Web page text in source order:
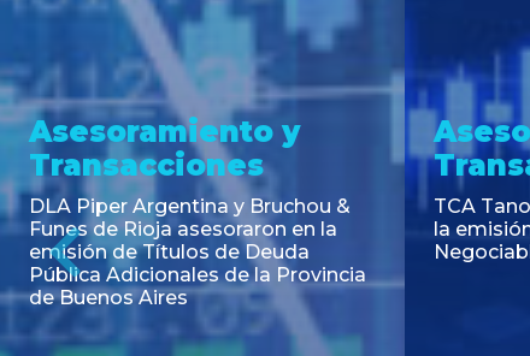
Asesoramiento y
Transacciones
DLA Piper Argentina y Bruchou &
Funes de Rioja asesoraron en la
emisión de Títulos de Deuda
Pública Adicionales de la Provincia
de Buenos Aires
TCA
la
Previous